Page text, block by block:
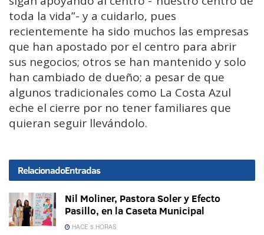
toda la vida”- y a cuidarlo, pues
recientemente ha sido muchos las empresas
que han apostado por el centro para abrir
sus negocios; otros se han mantenido y solo
han cambiado de dueño; a pesar de que
algunos tradicionales como La Costa Azul
eche el cierre por no tener familiares que
quieran seguir llevándolo.
RelacionadoEntradas
Nil Moliner, Pastora Soler y Efecto
Pasillo, en la Caseta Municipal
HACE 5 HORAS